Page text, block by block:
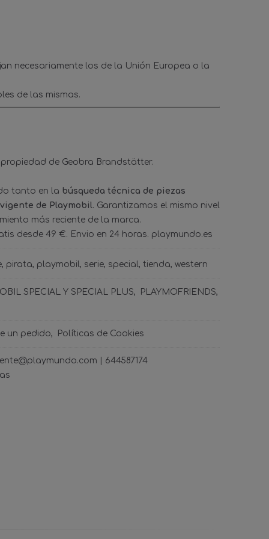
necesariamente los de la Unión Europea o la
de las mismas.
de Geobra Brandstätter.
tanto en la búsqueda técnica de piezas
de Playmobil. Garantizamos el mismo nivel
más reciente de la marca.
desde 49 €. Envio en 24 horas. playmundo.es
pirata playmobil serie special tienda western
SPECIAL Y SPECIAL PLUS
PLAYMOFRIENDS
un pedido Políticas de Cookies
| 644587174